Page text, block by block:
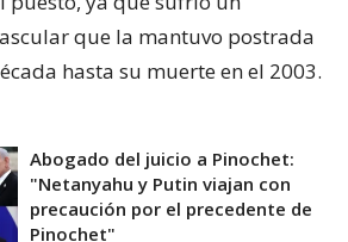
que la mantuvo postrada
hasta su muerte en el 2003.
Abogado del juicio a Pinochet:
"Netanyahu y Putin viajan con
precaución por el precedente de
Pinochet"